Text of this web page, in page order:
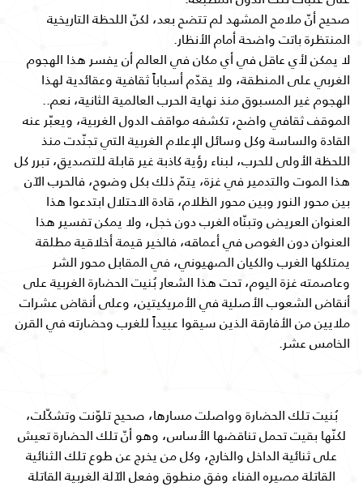
صحيح أنّ ملامح المشهد لم تتضح بعد، لكنّ اللحظة التاريخية
المنتظرة باتت واضحة أمام الأنظار.
لا يمكن لأي عاقل في أي مكان في العالم أن يفسر هذا الهجوم
الغربي على المنطقة، ولا يقدّم أسباباً ثقافية وعقائدية لهذا
الهجوم غير المسبوق منذ نهاية الحرب العالمية الثانية، نعم..
الموقف ثقافي واضح، تكشفه مواقف الدول الغربية، ويعبّر عنه
القادة والساسة وكل وسائل الإعلام الغربية التي تجنّدت منذ
اللحظة الأولى للحرب، لبناء رؤية كاذبة غير قابلة للتصديق، تبرر كل
هذا الموت والتدمير في غزة، يتمّ ذلك بكل وضوح، فالحرب الآن
بين محور النور وبين محور الظلام، قادة الاحتلال ابتدعوا هذا
العنوان العريض وتبنّاه الغرب دون خجل، ولا يمكن تفسير هذا
العنوان دون الغوص في أعماقه، فالخير قيمة أخلاقية مطلقة
يمتلكها الغرب والكيان الصهيوني، في المقابل محور الشر
وعاصمته غزة اليوم، تحت هذا الشعار بُنيت الحضارة الغربية على
أنقاض الشعوب الأصلية في الأمريكيتين، وعلى أنقاض عشرات
ملايين من الأفارقة الذين سيقوا عبيداً للغرب وحضارته في القرن
الخامس عشر.
بُنيت تلك الحضارة وواصلت مسارها، صحيح تلوّنت وتشكّلت،
لكنّها بقيت تحمل تناقضها الأساس، وهو أنّ تلك الحضارة تعيش
على ثنائية الداخل والخارج، وكل من يخرج عن طوع تلك الثنائية
القاتلة مصيره الفناء وفق منطوق وفعل الآلة الغربية القاتلة